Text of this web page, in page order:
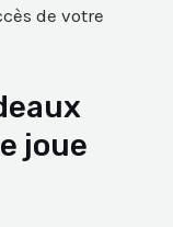
de votre
joue